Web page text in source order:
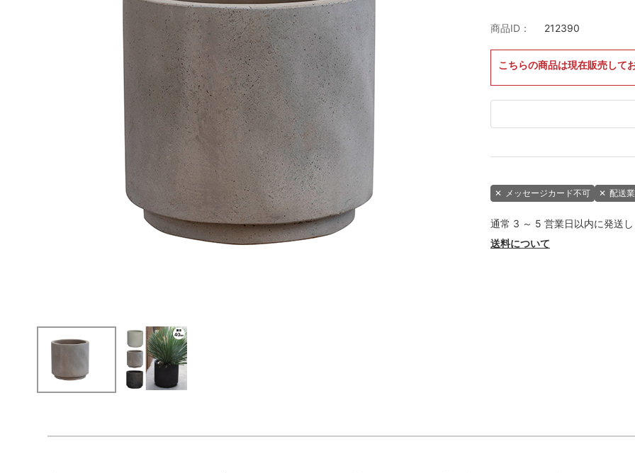
商品ID： 212390
こちらの商品は現在販売して
✕ メッセージカード不可 ✕ 配送
通常 3 ～ 5 営業日以内に発送
送料について